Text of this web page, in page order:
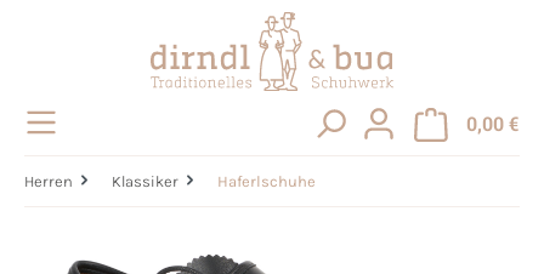
0,00 €
Herren Klassiker Haferlschuhe